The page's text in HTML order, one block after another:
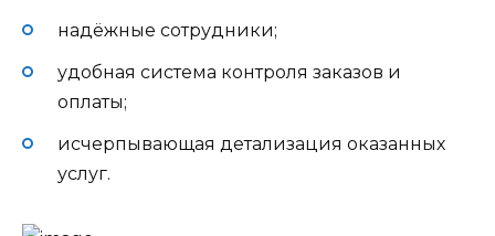
надёжные сотрудники;
удобная система контроля заказов и
оплаты;
исчерпывающая детализация оказанных
услуг.